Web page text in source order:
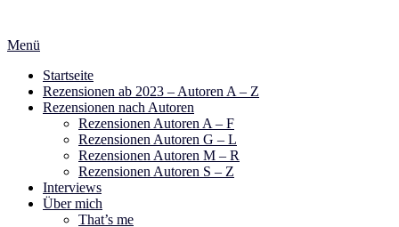
springen
Menü
Startseite
Rezensionen ab 2023 – Autoren A – Z
Rezensionen nach Autoren
Rezensionen Autoren A – F
Rezensionen Autoren G – L
Rezensionen Autoren M – R
Rezensionen Autoren S – Z
Interviews
Über mich
That’s me